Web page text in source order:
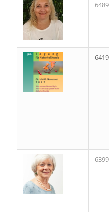
6489
6419
6399